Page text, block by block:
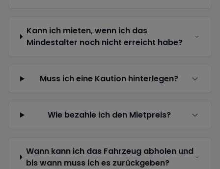
Kann ich mieten, wenn ich das
Mindestalter noch nicht erreicht habe?
Muss ich eine Kaution hinterlegen?
Wie bezahle ich den Mietpreis?
Wann kann ich das Fahrzeug abholen und
bis wann muss ich es zurückgeben?